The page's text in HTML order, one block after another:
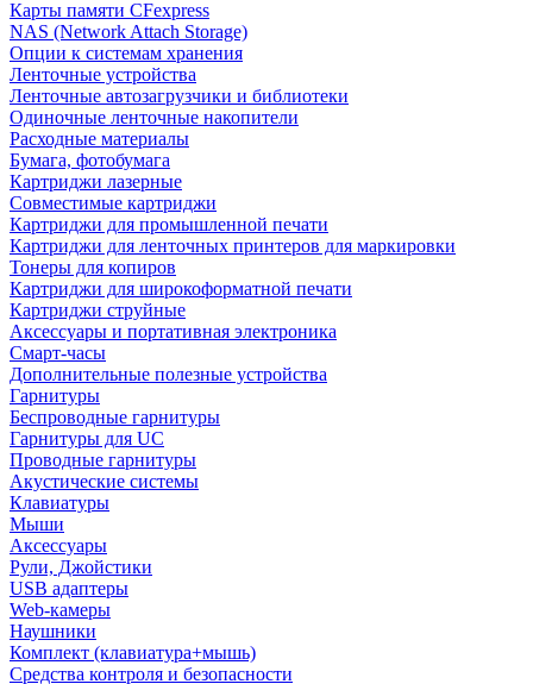
Карты памяти CFexpress
NAS (Network Attach Storage)
Опции к системам хранения
Ленточные устройства
Ленточные автозагрузчики и библиотеки
Одиночные ленточные накопители
Расходные материалы
Бумага, фотобумага
Картриджи лазерные
Совместимые картриджи
Картриджи для промышленной печати
Картриджи для ленточных принтеров для маркировки
Тонеры для копиров
Картриджи для широкоформатной печати
Картриджи струйные
Аксессуары и портативная электроника
Смарт-часы
Дополнительные полезные устройства
Гарнитуры
Беспроводные гарнитуры
Гарнитуры для UC
Проводные гарнитуры
Акустические системы
Клавиатуры
Мыши
Аксессуары
Рули, Джойстики
USB адаптеры
Web-камеры
Наушники
Комплект (клавиатура+мышь)
Средства контроля и безопасности